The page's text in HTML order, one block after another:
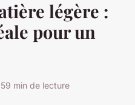
légère :
pour un
9 min de lecture